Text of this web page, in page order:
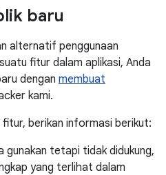
baru
alternatif penggunaan
fitur dalam aplikasi, Anda
dengan membuat
kami.
berikan informasi berikut:
gunakan tetapi tidak didukung,
yang terlihat dalam